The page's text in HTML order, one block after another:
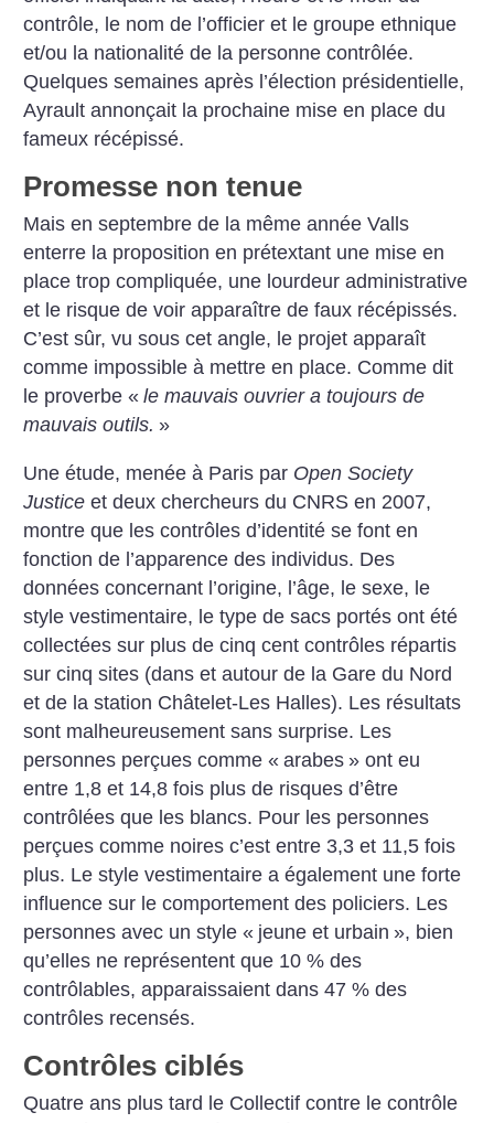
contrôle, le nom de l’officier et le groupe ethnique
et/ou la nationalité de la personne contrôlée.
Quelques semaines après l’élection présidentielle,
Ayrault annonçait la prochaine mise en place du
fameux récépissé.
Promesse non tenue
Mais en septembre de la même année Valls
enterre la proposition en prétextant une mise en
place trop compliquée, une lourdeur administrative
et le risque de voir apparaître de faux récépissés.
C’est sûr, vu sous cet angle, le projet apparaît
comme impossible à mettre en place. Comme dit
le proverbe « le mauvais ouvrier a toujours de
mauvais outils. »
Une étude, menée à Paris par Open Society
Justice et deux chercheurs du CNRS en 2007,
montre que les contrôles d’identité se font en
fonction de l’apparence des individus. Des
données concernant l’origine, l’âge, le sexe, le
style vestimentaire, le type de sacs portés ont été
collectées sur plus de cinq cent contrôles répartis
sur cinq sites (dans et autour de la Gare du Nord
et de la station Châtelet-Les Halles). Les résultats
sont malheureusement sans surprise. Les
personnes perçues comme « arabes » ont eu
entre 1,8 et 14,8 fois plus de risques d’être
contrôlées que les blancs. Pour les personnes
perçues comme noires c’est entre 3,3 et 11,5 fois
plus. Le style vestimentaire a également une forte
influence sur le comportement des policiers. Les
personnes avec un style « jeune et urbain », bien
qu’elles ne représentent que 10 % des
contrôlables, apparaissaient dans 47 % des
contrôles recensés.
Contrôles ciblés
Quatre ans plus tard le Collectif contre le contrôle